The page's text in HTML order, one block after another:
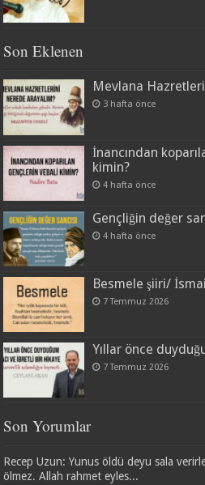
Son Eklenen
Mevlana
3 hafta önce
İnancından
kimin?
4 hafta önce
Gençliğin değer
4 hafta önce
Besmele şiiri/
7 Temmuz 2026
Yıllar önce
7 Temmuz 2026
Son Yorumlar
Recep Uzun: Yunus öldü deyu sala
ölmez. Allah rahmet eyles...